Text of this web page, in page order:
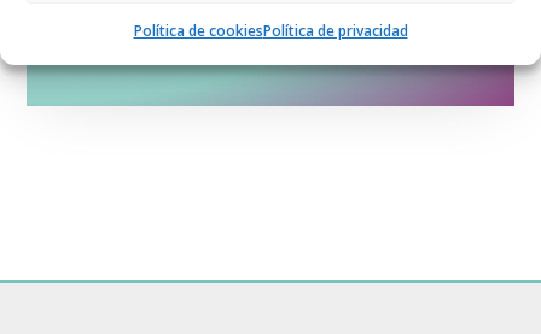
Política de cookiesPolítica de privacidad